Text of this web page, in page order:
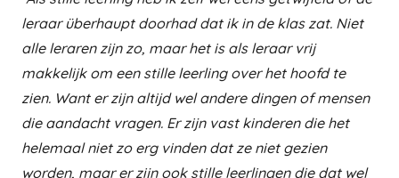
leraar überhaupt doorhad dat ik in de klas zat. Niet
alle leraren zijn zo, maar het is als leraar vrij
makkelijk om een stille leerling over het hoofd te
zien. Want er zijn altijd wel andere dingen of mensen
die aandacht vragen. Er zijn vast kinderen die het
helemaal niet zo erg vinden dat ze niet gezien
worden, maar er zijn ook stille leerlingen die dat wel